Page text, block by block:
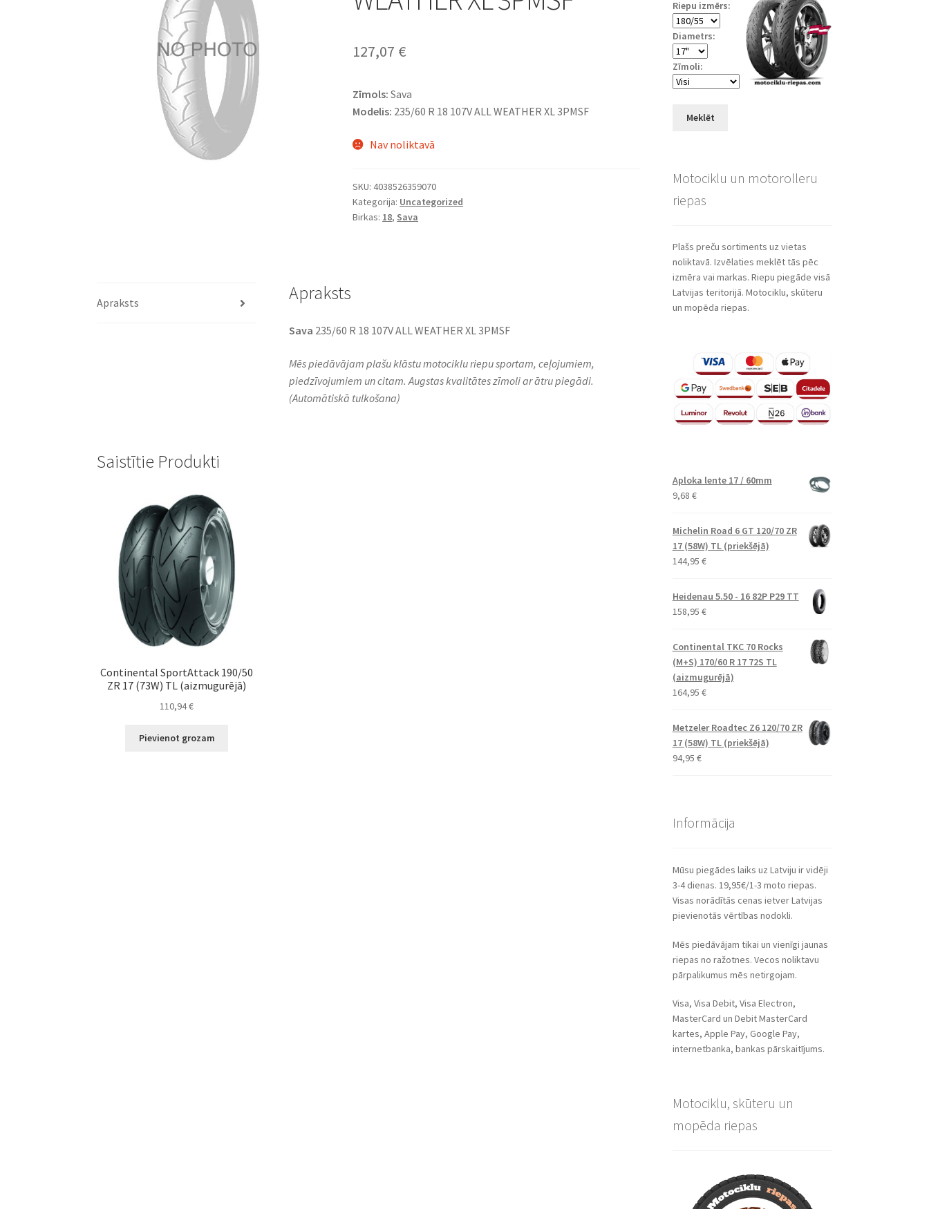
127,07 €
Zīmols: Sava
Modelis: 235/60 R 18 107V ALL WEATHER XL 3PMSF
Nav noliktavā
SKU:4038526359070
Kategorija: Uncategorized
Birkas: 18, Sava
Apraksts Apraksts
Sava 235/60 R 18 107V ALL WEATHER XL 3PMSF
Mēs piedāvājam plašu klāstu motociklu riepu sportam, ceļojumiem,
piedzīvojumiem un citam. Augstas kvalitātes zīmoli ar ātru piegādi.
(Automātiskā tulkošana)
Saistītie Produkti
Continental SportAttack 190/50
ZR 17 (73W) TL (aizmugurējā)
110,94€
Pievienot grozam
Riepu izmērs:
Diametrs:
Zīmoli:
Meklēt
Motociklu un motorolleru
riepas
Plašs preču sortiments uz vietas
noliktavā. Izvēlaties meklēt tās pēc
izmēra vai markas. Riepu piegāde visā
Latvijas teritorijā. Motociklu, skūteru
un mopēda riepas.
Aploka lente 17 / 60mm
9,68 €
Michelin Road 6 GT 120/70 ZR
17 (58W) TL (priekšējā)
144,95 €
Heidenau 5.50 - 16 82P P29 TT
158,95 €
Continental TKC 70 Rocks
(M+S) 170/60 R 17 72S TL
(aizmugurējā)
164,95 €
Metzeler Roadtec Z6 120/70 ZR
17 (58W) TL (priekšējā)
94,95 €
Informācija
Mūsu piegādes laiks uz Latviju ir vidēji
3-4 dienas. 19,95€/1-3 moto riepas.
Visas norādītās cenas ietver Latvijas
pievienotās vērtības nodokli.
Mēs piedāvājam tikai un vienīgi jaunas
riepas no ražotnes. Vecos noliktavu
pārpalikumus mēs netirgojam.
Visa, Visa Debit, Visa Electron,
MasterCard un Debit MasterCard
kartes, Apple Pay, Google Pay,
internetbanka, bankas pārskaitījums.
Motociklu, skūteru un
mopēda riepas